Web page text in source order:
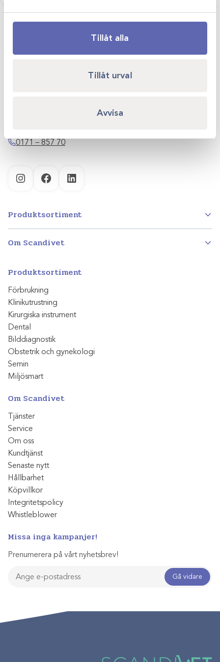
Tillåt alla
Tillåt urval
Avvisa
0171 – 857 70
InstagramFacebookLinkedIn
Produktsortiment
Om Scandivet
Produktsortiment
Förbrukning
Klinikutrustning
Kirurgiska instrument
Dental
Bilddiagnostik
Obstetrik och gynekologi
Semin
Miljösmart
Om Scandivet
Tjänster
Service
Om oss
Kundtjänst
Senaste nytt
Hållbarhet
Köpvillkor
Integritetspolicy
Whistleblower
Missa inga kampanjer!
Prenumerera på vårt nyhetsbrev!
Gå vidare